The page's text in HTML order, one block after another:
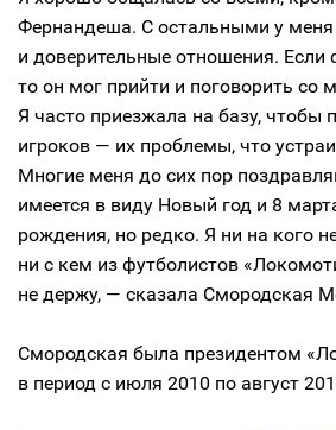
Фернандеша. С остальными у
и доверительные отношения. Если
то он мог прийти и поговорить со
Я часто приезжала на базу, чтобы
игроков — их проблемы, что
Многие меня до сих пор
имеется в виду Новый год и 8
рождения, но редко. Я ни на кого
ни с кем из футболистов
не держу, — сказала Смородская
Смородская была президентом
в период с июля 2010 по август